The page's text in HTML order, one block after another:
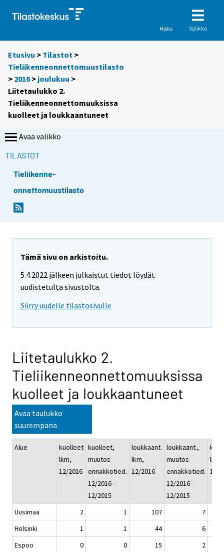
Haku Valikko
Etusivu > Tilastot >
Tieliikenneonnettomuustilasto
> 2016> joulukuu >
Liitetaulukko 2.
Tieliikenneonnettomuuksissa
kuolleet ja loukkaantuneet
Avaa valikko
TILASTOT
Tieliikenne-
onnettomuustilasto
Tämä sivu on arkistoitu.
5.4.2022 jälkeen julkaistut tiedot löydät
uudistetulta sivustolta.
Siirry uudelle tilastosivulle
Liitetaulukko 2.
Tieliikenneonnettomuuksissa
kuolleet ja loukkaantuneet
Avaa taulukko
suurempana
Alue
kuolleet
lkm,
12/2016
kuolleet,
muutos
ennakkotied.
12/2016 -
12/2015
loukkaant.
lkm,
12/2016
loukkaant.,
muutos
ennakkotied.
12/2016 -
12/2015
lkm,
12/
Uusimaa 2 1 107
7
Helsinki
1 1 44
6
Espoo
0 0 15
2